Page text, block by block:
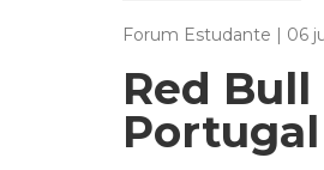
Forum Estudante | 06
Red
Portugal